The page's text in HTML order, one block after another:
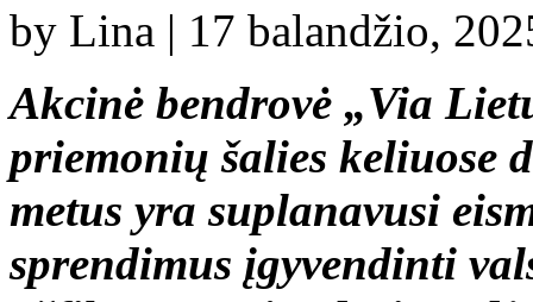
by Lina | 17 balandžio,
Akcinė bendrovė „Via
priemonių šalies keliuose
metus yra suplanavusi
sprendimus įgyvendinti